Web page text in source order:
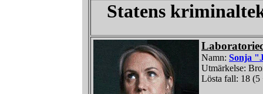
Statens
Namn: Sonja
Utmärkelse:
Lösta fall: 18 (5